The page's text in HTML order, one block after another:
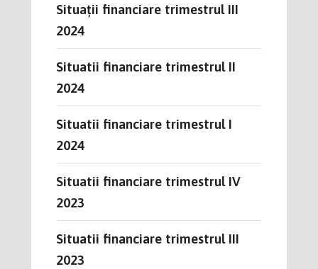
Situații financiare trimestrul III
2024
Situatii financiare trimestrul II
2024
Situatii financiare trimestrul I
2024
Situatii financiare trimestrul IV
2023
Situatii financiare trimestrul III
2023